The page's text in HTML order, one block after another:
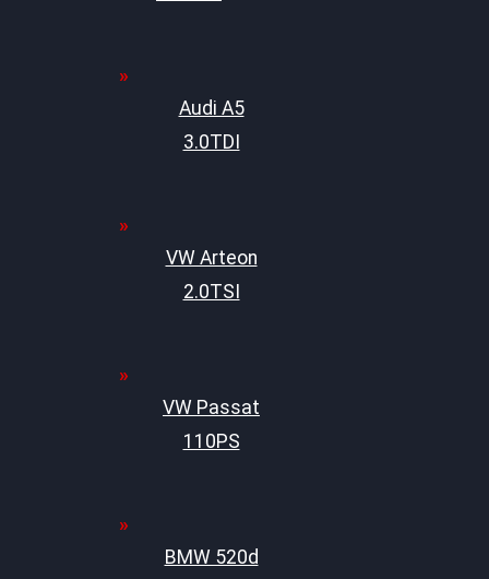
Audi A5
3.0TDI
VW Arteon
2.0TSI
VW Passat
110PS
BMW 520d